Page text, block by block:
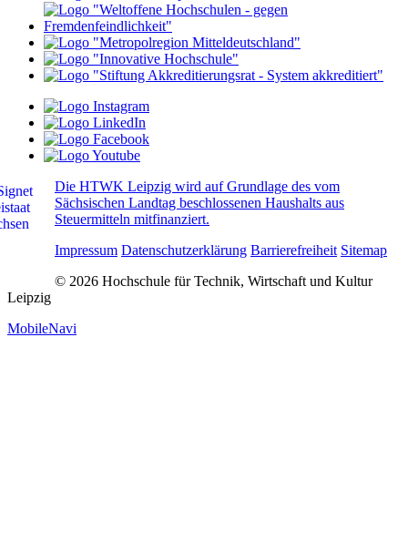
Die HTWK Leipzig wird auf Grundlage des vom
Sächsischen Landtag beschlossenen Haushalts aus
Steuermitteln mitfinanziert.
Impressum Datenschutzerklärung Barrierefreiheit Sitemap
© 2026 Hochschule für Technik, Wirtschaft und Kultur
Leipzig
MobileNavi